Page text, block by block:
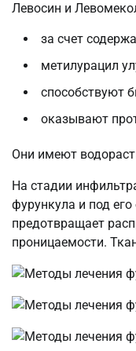
Левосин и
за счет
метилурацил
способствуют
оказывают
Они имеют
На стадии
фурункула и под
предотвращает
проницаемости.